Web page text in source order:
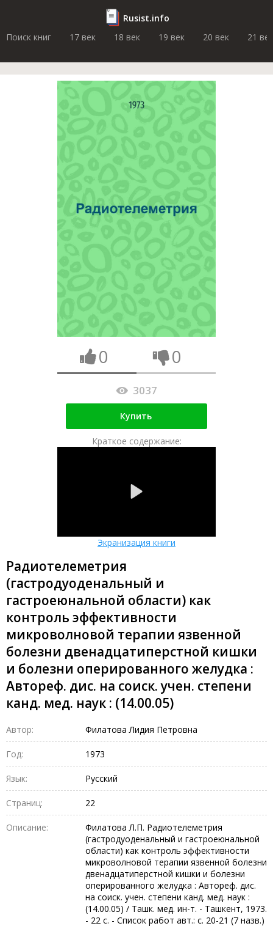
Rusist.info
Поиск книг
17 век 18 век 19 век 20 век 21 век
0 0
3037
Купить
Краткое содержание:
Экранизация книги
Радиотелеметрия
(гастродуоденальный и
гастроеюнальной области) как
контроль эффективности
микроволновой терапии язвенной
болезни двенадцатиперстной кишки
и болезни оперированного желудка :
Автореф. дис. на соиск. учен. степени
канд. мед. наук : (14.00.05)
Автор: Филатова Лидия Петровна
Год: 1973
Язык: Русский
Страниц: 22
Описание:
Филатова Л.П. Радиотелеметрия
(гастродуоденальный и гастроеюнальной
области) как контроль эффективности
микроволновой терапии язвенной болезни
двенадцатиперстной кишки и болезни
оперированного желудка : Автореф. дис.
на соиск. учен. степени канд. мед. наук :
(14.00.05) / Ташк. мед. ин-т. - Ташкент, 1973.
- 22 с. - Список работ авт.: с. 20-21 (7 назв.)